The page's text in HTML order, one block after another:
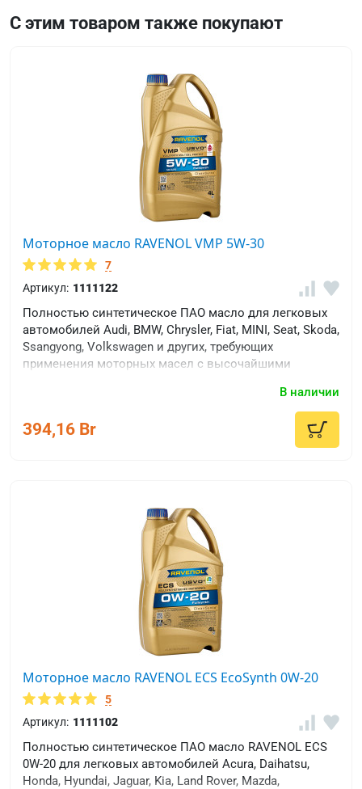
С этим товаром также покупают
Моторное масло RAVENOL VMP 5W-30
7
Артикул: 1111122
Полностью синтетическое ПАО масло для легковых
автомобилей Audi, BMW, Chrysler, Fiat, MINI, Seat, Skoda,
Ssangyong, Volkswagen и других, требующих
применения моторных масел с высочайшими
В наличии
394,16 Br
Моторное масло RAVENOL ECS EcoSynth 0W-20
5
Артикул: 1111102
Полностью синтетическое ПАО масло RAVENOL ECS
0W-20 для легковых автомобилей Acura, Daihatsu,
Honda, Hyundai, Jaguar, Kia, Land Rover, Mazda,